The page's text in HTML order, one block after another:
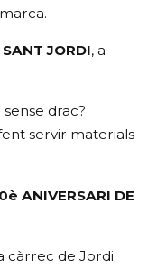
JORDI, a
drac?
servir materials
ANIVERSARI DE
càrrec de Jordi